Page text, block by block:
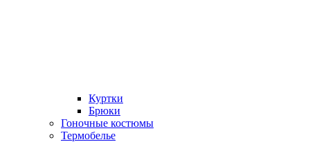
Куртки
Брюки
Гоночные костюмы
Термобелье